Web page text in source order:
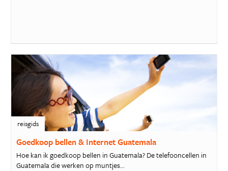
reisgids
Goedkoop bellen & Internet Guatemala
Hoe kan ik goedkoop bellen in Guatemala? De telefooncellen in
Guatemala die werken op muntjes...